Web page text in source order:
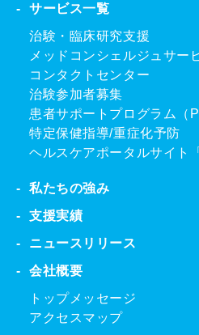
サービス一覧
治験・臨床研究支援
メッドコンシェルジュサー
コンタクトセンター
治験参加者募集
患者サポートプログラム（
特定保健指導/重症化予防
ヘルスケアポータルサイト
私たちの強み
支援実績
ニュースリリース
会社概要
トップメッセージ
アクセスマップ